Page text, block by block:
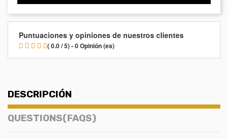
Puntuaciones y opiniones de nuestros clientes
( 0.0 / 5) - 0 Opinión (es)
DESCRIPCIÓN
QUESTIONS(FAQS)